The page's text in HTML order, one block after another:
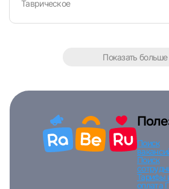
Таврическое
Показать больше
Поиск
Поиск
Тарифы
оплата